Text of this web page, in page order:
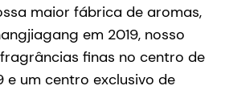
maior fábrica de aromas,
em 2019, nosso
finas no centro de
e um centro exclusivo de